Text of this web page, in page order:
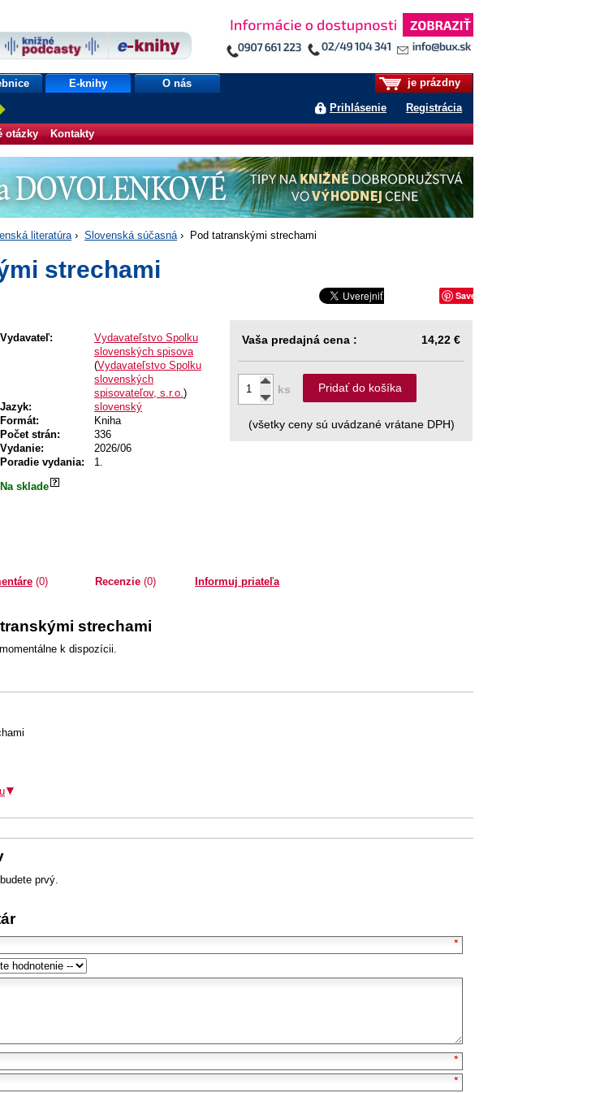
je prázdny
Prihlásenie Registrácia
E-knihy O nás
otázky Kontakty
literatúra› Slovenská súčasná› Pod tatranskými strechami
strechami
Save
Vydavateľ:
Vydavateľstvo Spolku
slovenských spisova
(Vydavateľstvo Spolku
slovenských
spisovateľov, s.r.o.)
Jazyk:
slovenský
Formát:
Kniha
Počet strán:
336
Vydanie:
2026/06
Poradie vydania:
1.
Na sklade
Vaša predajná cena : 14,22 €
ks Pridať do košíka
(všetky ceny sú uvádzané vrátane DPH)
(0) Recenzie(0) Informuj priateľa
strechami
k dispozícii.
prvý.